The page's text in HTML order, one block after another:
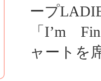
ープ
「I’m
ャートを